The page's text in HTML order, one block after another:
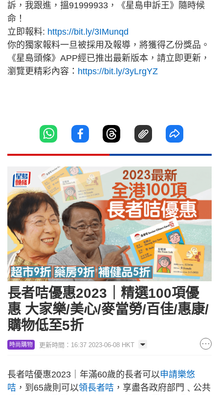
訴，我跟進，搵91999933，《星島申訴王》隨時候
命！
立即報料: https://bit.ly/3IMunqd
你的獨家報料一旦被採用及報導，將獲得乙份獎品。
《星島頭條》APP經已推出最新版本，請立即更新，
瀏覽更精彩內容： https://bit.ly/3yLrgYZ
長者咭優惠2023｜精選100項優
惠 大家樂/美心/麥當勞/百佳/惠康/
購物低至5折
時尚購物 更新時間：16:37 2023-06-08 HKT
長者咭優惠2023｜年滿60歲的長者可以申請樂悠
咭 ，到65歲則可以領長者咭 ，享盡各政府部門﹑公共